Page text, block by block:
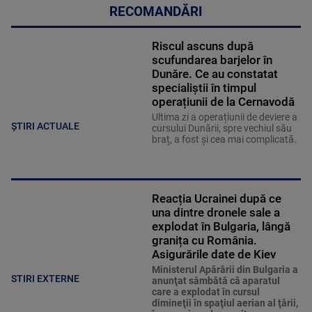
RECOMANDĂRI
ȘTIRI ACTUALE
Riscul ascuns după
scufundarea barjelor în
Dunăre. Ce au constatat
specialiștii în timpul
operațiunii de la Cernavodă
Ultima zi a operațiunii de deviere a
cursului Dunării, spre vechiul său
braț, a fost și cea mai complicată.
STIRI EXTERNE
Reacția Ucrainei după ce
una dintre dronele sale a
explodat în Bulgaria, lângă
granița cu România.
Asigurările date de Kiev
Ministerul Apărării din Bulgaria a
anunţat sâmbătă că aparatul
care a explodat în cursul
dimineţii în spaţiul aerian al ţării,